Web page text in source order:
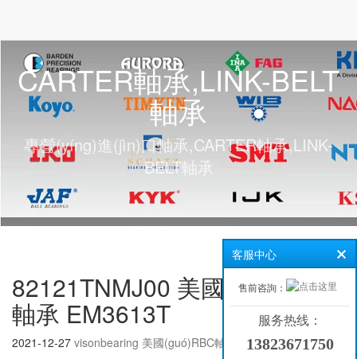
CARTER軸承,LINK-BELT
軸承
專營(yíng)進(jìn)口軸承,CARTER軸承,LINK-
BELT軸承
82121TNMJ00 美國(guó)RBC
軸承 EM3613T
2021-12-27 visonbearing 美國(guó)RBC軸承
客服中心
售前咨詢：
服务热线：
13823671750